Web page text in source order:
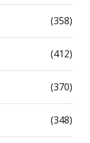
(358)
(412)
(370)
(348)